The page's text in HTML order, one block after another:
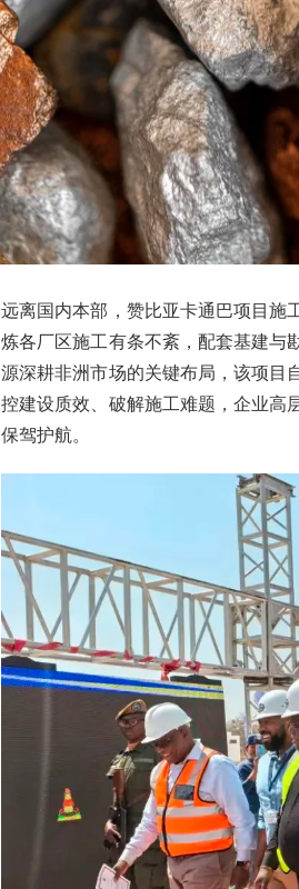
远离国内本部，赞比亚卡通巴项目施
炼各厂区施工有条不紊，配套基建与
源深耕非洲市场的关键布局，该项目
控建设质效、破解施工难题，企业高
保驾护航。